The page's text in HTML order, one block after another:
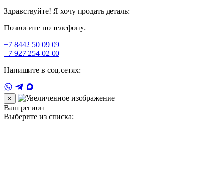
Здравствуйте! Я хочу продать деталь:
Позвоните по телефону:
+7 8442 50 09 09
+7 927 254 02 00
Напишите в соц.сетях:
×
Ваш регион
Выберите из списка: